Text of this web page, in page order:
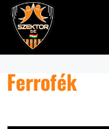
Kilépés
tartalomba
Ferrofék